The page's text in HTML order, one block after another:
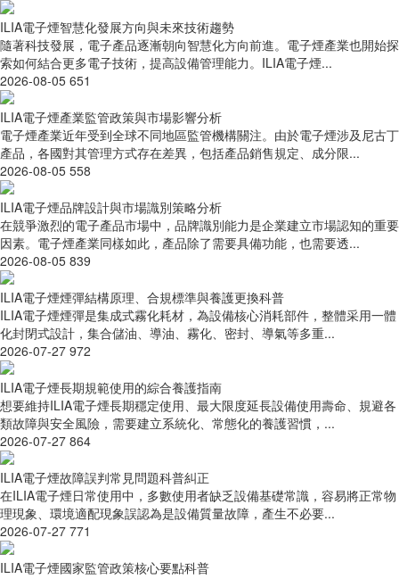
ILIA電子煙智慧化發展方向與未來技術趨勢
隨著科技發展，電子產品逐漸朝向智慧化方向前進。電子煙產業也開始探
索如何結合更多電子技術，提高設備管理能力。ILIA電子煙...
2026-08-05 651
ILIA電子煙產業監管政策與市場影響分析
電子煙產業近年受到全球不同地區監管機構關注。由於電子煙涉及尼古丁
產品，各國對其管理方式存在差異，包括產品銷售規定、成分限...
2026-08-05 558
ILIA電子煙品牌設計與市場識別策略分析
在競爭激烈的電子產品市場中，品牌識別能力是企業建立市場認知的重要
因素。電子煙產業同樣如此，產品除了需要具備功能，也需要透...
2026-08-05 839
ILIA電子煙煙彈結構原理、合規標準與養護更換科普
ILIA電子煙煙彈是集成式霧化耗材，為設備核心消耗部件，整體采用一體
化封閉式設計，集合儲油、導油、霧化、密封、導氣等多重...
2026-07-27 972
ILIA電子煙長期規範使用的綜合養護指南
想要維持ILIA電子煙長期穩定使用、最大限度延長設備使用壽命、規避各
類故障與安全風險，需要建立系統化、常態化的養護習慣，...
2026-07-27 864
ILIA電子煙故障誤判常見問題科普糾正
在ILIA電子煙日常使用中，多數使用者缺乏設備基礎常識，容易將正常物
理現象、環境適配現象誤認為是設備質量故障，產生不必要...
2026-07-27 771
ILIA電子煙國家監管政策核心要點科普